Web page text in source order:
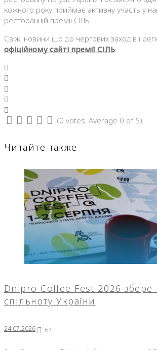
кожного року приймає активну участь у
ресторанній премії СІЛЬ.
Свіжі новини що до чергових заходів і
офіційному сайті премії СІЛЬ.
(0 votes. Average 0 of 5)
Читайте также
Dnipro Coffee Fest 2026 збере
спільноту України
24.07.2026 64